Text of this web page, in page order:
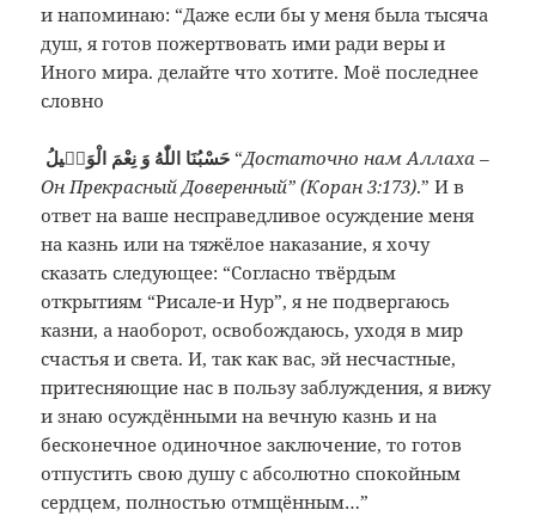
и напоминаю: “Даже если бы у меня была тысяча
душ, я готов пожертвовать ими ради веры и
Иного мира. делайте что хотите. Моё последнее
словно
“Достаточно нам Аллаха –
Он Прекрасный Доверенный” (Коран 3:173).” И в
ответ на ваше несправедливое осуждение меня
на казнь или на тяжёлое наказание, я хочу
сказать следующее: “Согласно твёрдым
открытиям “Рисале-и Нур”, я не подвергаюсь
казни, а наоборот, освобождаюсь, уходя в мир
счастья и света. И, так как вас, эй несчастные,
притесняющие нас в пользу заблуждения, я вижу
и знаю осуждёнными на вечную казнь и на
бесконечное одиночное заключение, то готов
отпустить свою душу с абсолютно спокойным
сердцем, полностью отмщённым…”